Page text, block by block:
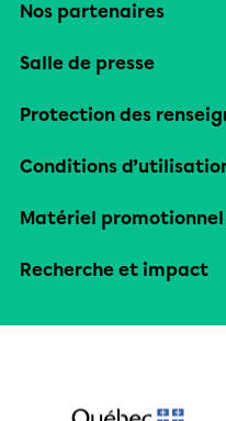
Nos partenaires
Salle de presse
Protection des
Conditions
Matériel promotionnel
Recherche et impact